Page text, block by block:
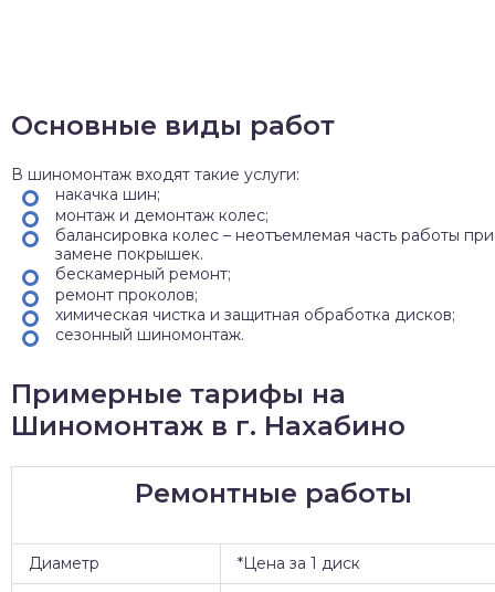
Основные виды работ
В шиномонтаж входят такие услуги:
накачка шин;
монтаж и демонтаж колес;
балансировка колес – неотъемлемая часть работы при
замене покрышек.
бескамерный ремонт;
ремонт проколов;
химическая чистка и защитная обработка дисков;
сезонный шиномонтаж.
Примерные тарифы на
Шиномонтаж в г. Нахабино
Ремонтные работы
Диаметр
*Цена за 1 диск